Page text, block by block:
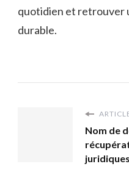
quotidien et retrouver
durable.
Nom de
juridiques